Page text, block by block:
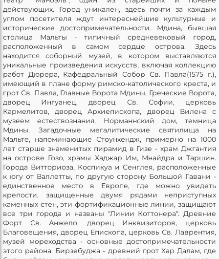
действующих. Город уникален, здесь почти за каждым
углом посетителя ждут интереснейшие культурные и
исторические достопримечательности. Мдина, бывшая
столица Мальты - типичный средневековый город,
расположенный в самом сердце острова. Здесь
находится соборный музей, в котором выставляются
уникальные произведения искусств, включая коллекцию
работ Дюрера, Кафедральный Собор Св. Павла(1575 г.),
имеющий в плане форму римско-католического креста, и
грот Св. Павла, Главные Ворота Мдины, Греческие Ворота,
дворец Ингуанец, дворец Св. Софии, церковь
Кармелитов, дворец Архиепископа, дворец Вилена с
музеем естествознания, Норманнский дом, темница
Мдины. Загадочные мегалитические святилища на
Мальте, напоминающие Стоунхендж, примерно на 1000
лет старше знаменитых пирамид в Гизе - храм Джгантия
на острове Гозо, храмы Хаджар Им, Мнайдра и Таршин.
Города Витториоза, Коспикуа и Сенглея, расположенные
к югу от Валлетты, по другую сторону Большой Гавани -
единственное место в Европе, где можно увидеть
крепости, защищенные двумя рядами неприступных
каменных стен, эти фортификационные линии, защищают
все три города и названы "Линии Коттонера". Древние
Форт Св. Анжело, дворец Инквизиторов, церковь
Благовещения, дворец Епископа, церковь Св. Лаврентия,
музей мореходства - основные достопримечательности
этого района. Бирзебуджа - древний грот Хар Далам, где